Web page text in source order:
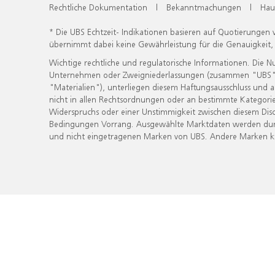
Rechtliche Dokumentation | Bekanntmachungen |
* Die UBS Echtzeit- Indikationen basieren auf
übernimmt dabei keine Gewährleistung für die
Wichtige rechtliche und regulatorische Informationen. Die
Unternehmen oder Zweigniederlassungen (zusammen
"Materialien"), unterliegen diesem Haftungsausschluss
nicht in allen Rechtsordnungen oder an bestimmte
Widerspruchs oder einer Unstimmigkeit zwischen diesem
Bedingungen Vorrang. Ausgewählte Marktdaten werden
und nicht eingetragenen Marken von UBS. Andere Marken